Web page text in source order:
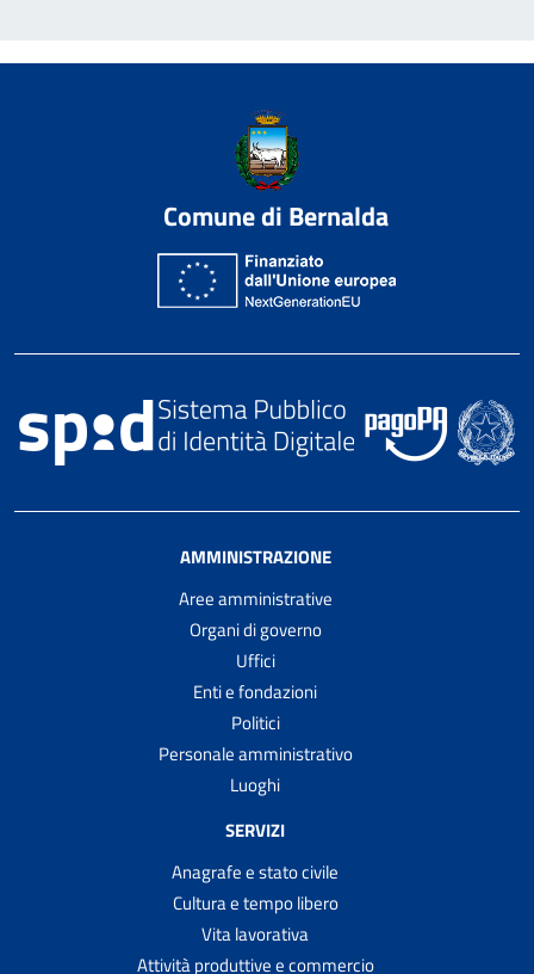
Comune di Bernalda
AMMINISTRAZIONE
Aree amministrative
Organi di governo
Uffici
Enti e fondazioni
Politici
Personale amministrativo
Luoghi
SERVIZI
Anagrafe e stato civile
Cultura e tempo libero
Vita lavorativa
Attività produttive e commercio